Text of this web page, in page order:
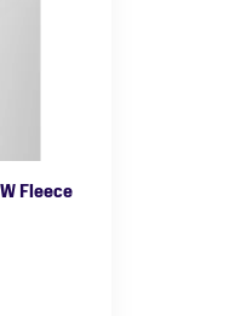
Fleece